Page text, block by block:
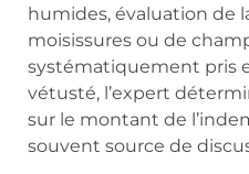
humides, évaluation de
moisissures ou de
systématiquement pris
vétusté, l’expert
sur le montant de
souvent source de